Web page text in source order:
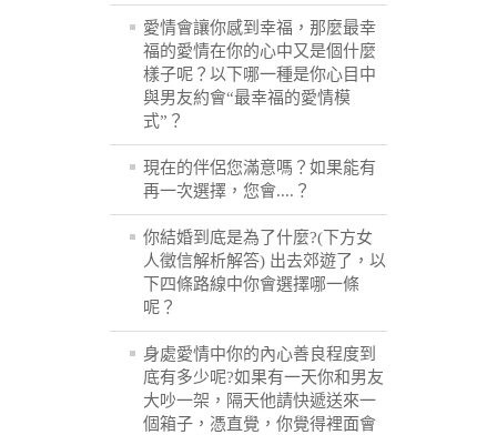
愛情會讓你感到幸福，那麼最幸
福的愛情在你的心中又是個什麼
樣子呢？以下哪一種是你心目中
與男友約會“最幸福的愛情模
式”？
現在的伴侶您滿意嗎？如果能有
再一次選擇，您會....？
你結婚到底是為了什麼?(下方女
人徵信解析解答) 出去郊遊了，以
下四條路線中你會選擇哪一條
呢？
身處愛情中你的內心善良程度到
底有多少呢?如果有一天你和男友
大吵一架，隔天他請快遞送來一
個箱子，憑直覺，你覺得裡面會